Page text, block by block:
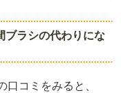
ブラシの代わりにな
口コミをみると、